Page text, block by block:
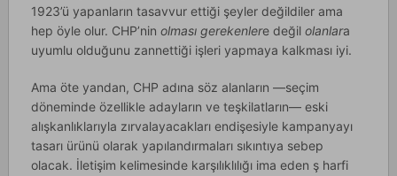
1923’ü yapanların tasavvur ettiği şeyler değildiler ama
hep öyle olur. CHP’nin olması gerekenlere değil olanlara
uyumlu olduğunu zannettiği işleri yapmaya kalkması iyi.
Ama öte yandan, CHP adına söz alanların —seçim
döneminde özellikle adayların ve teşkilatların— eski
alışkanlıklarıyla zırvalayacakları endişesiyle kampanyayı
tasarı ürünü olarak yapılandırmaları sıkıntıya sebep
olacak. İletişim kelimesinde karşılıklılığı ima eden ş harfi